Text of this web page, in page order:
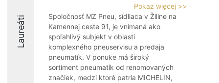
Laureáti
Pokaż więcej >>
Spoločnosť MZ Pneu, sídliaca v Žiline na
Kamennej ceste 91, je vnímaná ako
spoľahlivý subjekt v oblasti
komplexného pneuservisu a predaja
pneumatík. V ponuke má široký
sortiment pneumatík od renomovaných
značiek, medzi ktoré patria MICHELIN,